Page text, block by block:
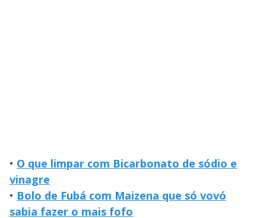
• O que limpar com Bicarbonato de sódio e
vinagre
• Bolo de Fubá com Maizena que só vovó
sabia fazer o mais fofo